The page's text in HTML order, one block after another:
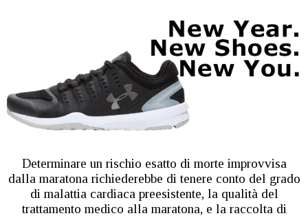
Determinare un rischio esatto di morte improvvisa
dalla maratona richiederebbe di tenere conto del grado
di malattia cardiaca preesistente, la qualità del
trattamento medico alla maratona, e la raccolta di